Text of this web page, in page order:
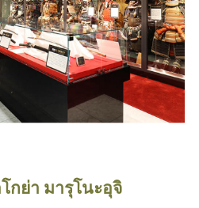
กย่า มารุโนะอุจิ